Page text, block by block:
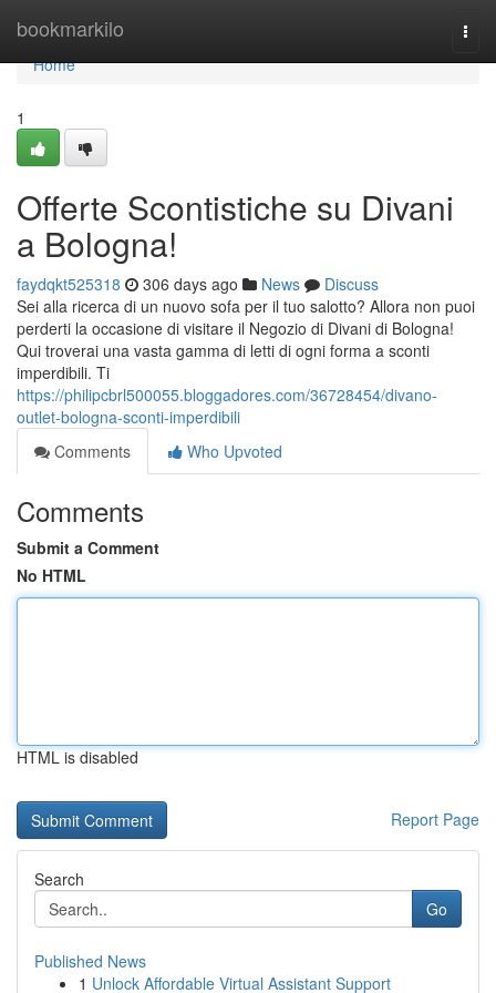
bookmarkilo
Home
Home
1
Offerte Scontistiche su Divani
a Bologna!
faydqkt525318 306 days ago News
Discuss
Sei alla ricerca di un nuovo sofa per il tuo salotto? Allora non puoi
perderti la occasione di visitare il Negozio di Divani di Bologna!
Qui troverai una vasta gamma di letti di ogni forma a sconti
imperdibili. Ti
https://philipcbrl500055.bloggadores.com/36728454/divano-
outlet-bologna-sconti-imperdibili
Comments
Who Upvoted
Comments
Submit a Comment
No HTML
HTML is disabled
Report Page
Search
Go
Published News
1 Unlock Affordable Virtual Assistant Support